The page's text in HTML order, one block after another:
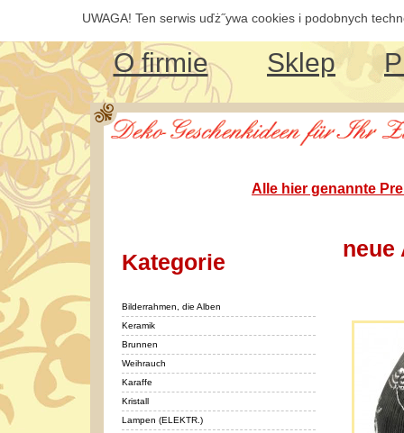
UWAGA! Ten serwis uďż˝ywa cookies i podobnych
O firmie Sklep
Alle hier genannte
Kategorie
Bilderrahmen, die Alben
Keramik
Brunnen
Weihrauch
Karaffe
Kristall
Lampen (ELEKTR.)
neue